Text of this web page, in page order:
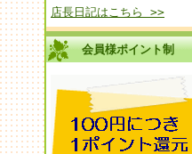
店長日記はこちら >>
会員様ポイント制